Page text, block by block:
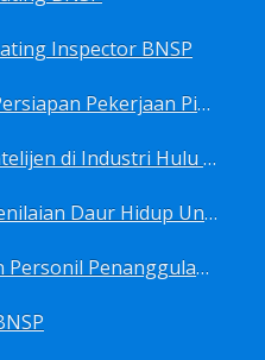
Inspector BNSP
Sertifikasi Pelaksana Persiapan Pekerjaan Pims BNSP
Sertifikasi Pelatihan Intelijen di Industri Hulu Minyak dan Gas Bumi BNSP
Sertifikasi Pelatihan Penilaian Daur Hidup Untuk PROPER (Life Cycle Asssment) BNSP
Sertifikasi Pembekalan Personil Penanggulangan Pencemaran Tingkat On-Scene Commander (IMO Level 2) BNSP